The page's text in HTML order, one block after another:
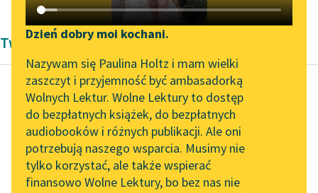
Katalog DAISY
Podkasty o książkach
Zgłoś brak utworu
Aktualności
Zapraszamy na spotkanie
online z tłumaczkami
literatury skandynawskiej
Spotkanie z Katarzyną
Tunkiel w Oslo
Narzędzia
Mapa Wolnych Lektur
Leśmianator
Przewodnik dla piszących i
czytających
Dzień dobry moi kochani.
Nazywam się Paulina Holtz i mam wielki
zaszczyt i przyjemność być ambasadorką
Wolnych Lektur. Wolne Lektury to dostęp
do bezpłatnych książek, do bezpłatnych
audiobooków i różnych publikacji. Ale oni
potrzebują naszego wsparcia. Musimy nie
tylko korzystać, ale także wspierać
finansowo Wolne Lektury, bo bez nas nie
Twórczość Pozytywizm Bolesław Prus
Bolesław Prus
Katarynka
Czytaj więcej